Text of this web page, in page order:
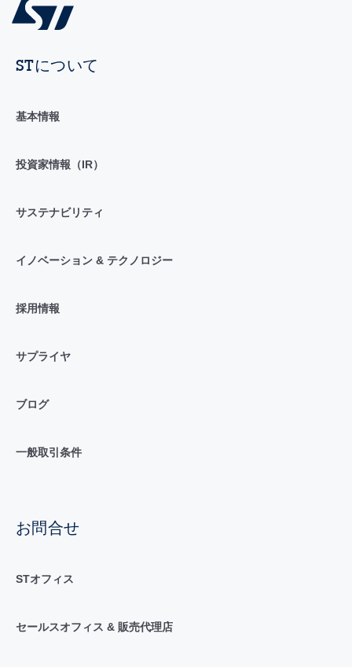
STについて
基本情報
投資家情報（IR）
サステナビリティ
イノベーション & テクノロジー
採用情報
サプライヤ
ブログ
一般取引条件
お問合せ
STオフィス
セールスオフィス & 販売代理店